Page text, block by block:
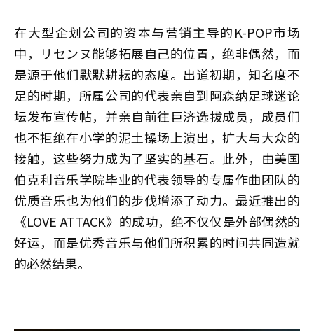
在大型企划公司的资本与营销主导的K-POP市场
中，リセンヌ能够拓展自己的位置，绝非偶然，而
是源于他们默默耕耘的态度。出道初期，知名度不
足的时期，所属公司的代表亲自到阿森纳足球迷论
坛发布宣传帖，并亲自前往巨济选拔成员，成员们
也不拒绝在小学的泥土操场上演出，扩大与大众的
接触，这些努力成为了坚实的基石。此外，由美国
伯克利音乐学院毕业的代表领导的专属作曲团队的
优质音乐也为他们的步伐增添了动力。最近推出的
《LOVE ATTACK》的成功，绝不仅仅是外部偶然的
好运，而是优秀音乐与他们所积累的时间共同造就
的必然结果。